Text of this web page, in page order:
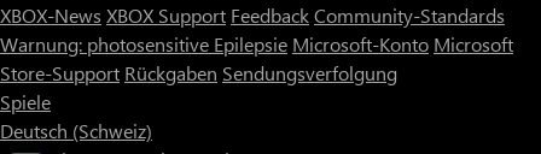
XBOX-News XBOX Support FeedbackCommunity-Standards
Warnung: photosensitive Epilepsie Microsoft-Konto Microsoft
Store-Support Rückgaben Sendungsverfolgung
Spiele
Deutsch (Schweiz)